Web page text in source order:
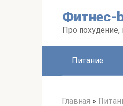
Фитнес-
Про похудение,
Питание
Главная »